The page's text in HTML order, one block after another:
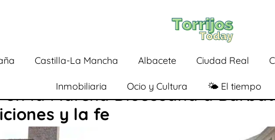
Castilla-La Mancha Albacete Ciudad Real
Inmobiliaria Ocio y Cultura 🌤️ El tiempo
la Marcha Diocesana a
y la fe